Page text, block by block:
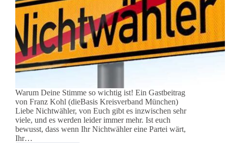
Warum Deine Stimme so wichtig ist! Ein Gastbeitrag
von Franz Kohl (dieBasis Kreisverband München)
Liebe Nichtwähler, von Euch gibt es inzwischen sehr
viele, und es werden leider immer mehr. Ist euch
bewusst, dass wenn Ihr Nichtwähler eine Partei wärt,
Ihr…